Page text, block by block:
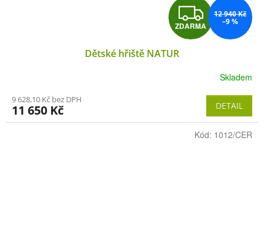
Z
D
M
A
ZDARMA
12 940 Kč
–9 %
Dětské hřiště NATUR
Skladem
9 628,10 Kč bez DPH
11 650 Kč DETAIL
Kód: 1012/CER